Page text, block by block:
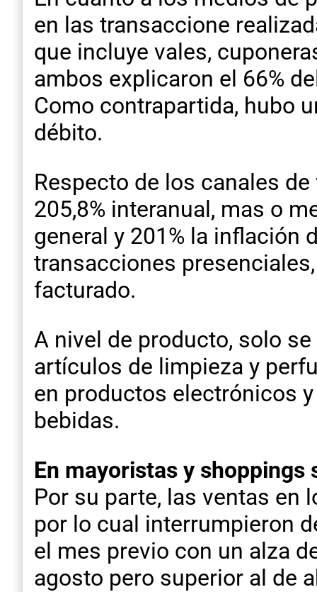
en las transaccione
que incluye vales,
ambos explicaron el 66%
Como contrapartida, hubo
débito.
Respecto de los canales
205,8% interanual, mas o
general y 201% la inflación
transacciones
facturado.
A nivel de producto, solo
artículos de limpieza y
en productos electrónicos
bebidas.
En mayoristas y
Por su parte, las ventas en
por lo cual interrumpieron
el mes previo con un alza
agosto pero superior al de